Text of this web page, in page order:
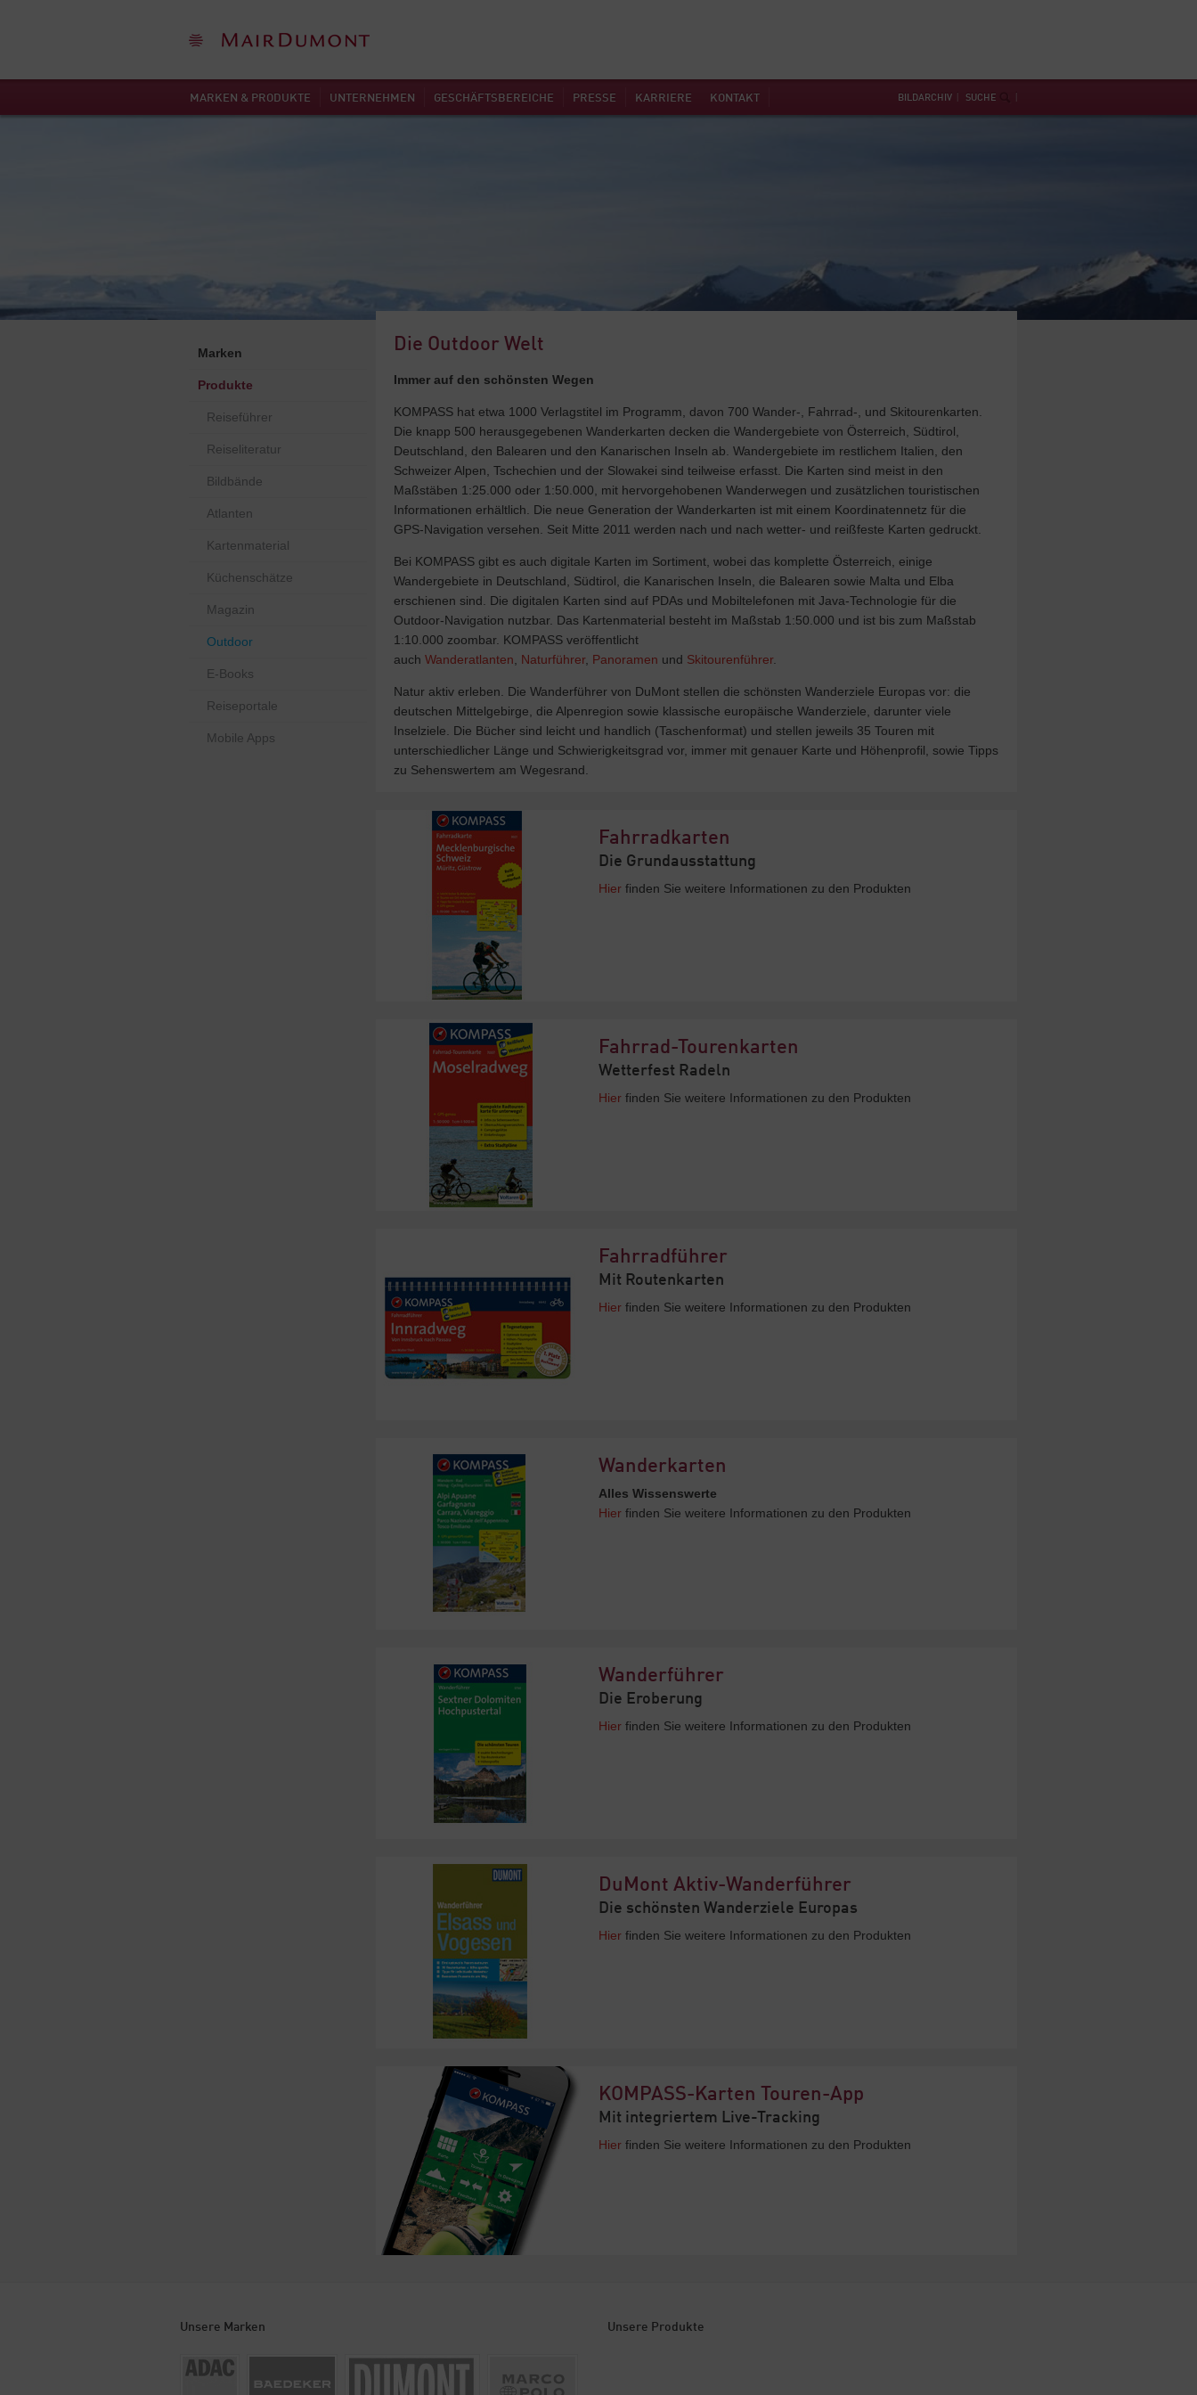
MARKEN & PRODUKTE UNTERNEHMEN GESCHÄFTSBEREICHE PRESSE KARRIERE KONTAKT BILDARCHIV SUCHE
Marken
Produkte
Reiseführer
Reiseliteratur
Bildbände
Atlanten
Kartenmaterial
Küchenschätze
Magazin
Outdoor
E-Books
Reiseportale
Mobile Apps
Die Outdoor Welt
Immer auf den schönsten Wegen
KOMPASS hat etwa 1000 Verlagstitel im Programm, davon 700 Wander-, Fahrrad-, und Skitourenkarten.
Die knapp 500 herausgegebenen Wanderkarten decken die Wandergebiete von Österreich, Südtirol,
Deutschland, den Balearen und den Kanarischen Inseln ab. Wandergebiete im restlichem Italien, den
Schweizer Alpen, Tschechien und der Slowakei sind teilweise erfasst. Die Karten sind meist in den
Maßstäben 1:25.000 oder 1:50.000, mit hervorgehobenen Wanderwegen und zusätzlichen touristischen
Informationen erhältlich. Die neue Generation der Wanderkarten ist mit einem Koordinatennetz für die
GPS-Navigation versehen. Seit Mitte 2011 werden nach und nach wetter- und reißfeste Karten gedruckt.
Bei KOMPASS gibt es auch digitale Karten im Sortiment, wobei das komplette Österreich, einige
Wandergebiete in Deutschland, Südtirol, die Kanarischen Inseln, die Balearen sowie Malta und Elba
erschienen sind. Die digitalen Karten sind auf PDAs und Mobiltelefonen mit Java-Technologie für die
Outdoor-Navigation nutzbar. Das Kartenmaterial besteht im Maßstab 1:50.000 und ist bis zum Maßstab
1:10.000 zoombar. KOMPASS veröffentlicht
auch Wanderatlanten Naturführer, Panoramen und Skitourenführer.
Natur aktiv erleben. Die Wanderführer von DuMont stellen die schönsten Wanderziele Europas vor: die
deutschen Mittelgebirge, die Alpenregion sowie klassische europäische Wanderziele, darunter viele
Inselziele. Die Bücher sind leicht und handlich (Taschenformat) und stellen jeweils 35 Touren mit
unterschiedlicher Länge und Schwierigkeitsgrad vor, immer mit genauer Karte und Höhenprofil, sowie Tipps
zu Sehenswertem am Wegesrand.
Fahrradkarten
Die Grundausstattung
Hier finden Sie weitere Informationen zu den Produkten
Fahrrad-Tourenkarten
Wetterfest Radeln
Hier finden Sie weitere Informationen zu den Produkten
Fahrradführer
Mit Routenkarten
Hier finden Sie weitere Informationen zu den Produkten
Wanderkarten
Alles Wissenswerte
Hier finden Sie weitere Informationen zu den Produkten
Wanderführer
Die Eroberung
Hier finden Sie weitere Informationen zu den Produkten
DuMont Aktiv-Wanderführer
Die schönsten Wanderziele Europas
Hier finden Sie weitere Informationen zu den Produkten
KOMPASS-Karten Touren-App
Mit integriertem Live-Tracking
Hier finden Sie weitere Informationen zu den Produkten
Unsere Marken Unsere Produkte